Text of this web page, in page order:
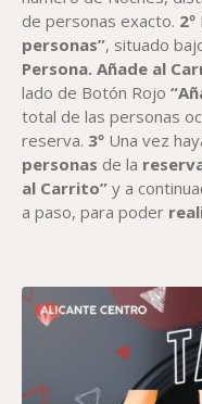
de personas exacto. 2º
personas”, situado
Persona. Añade al
lado de Botón Rojo
total de las personas
reserva. 3º Una vez
personas de la
al Carrito” y a
a paso, para poder